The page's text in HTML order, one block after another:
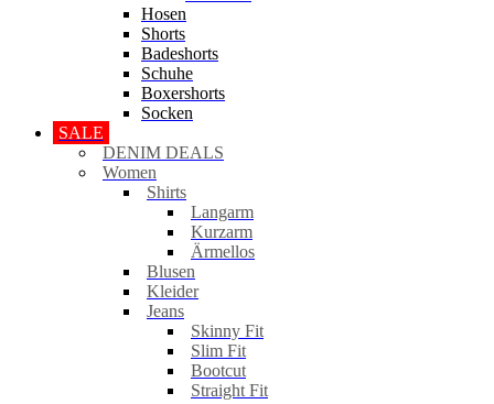
Hosen
Shorts
Badeshorts
Schuhe
Boxershorts
Socken
SALE
DENIM DEALS
Women
Shirts
Langarm
Kurzarm
Ärmellos
Blusen
Kleider
Jeans
Skinny Fit
Slim Fit
Bootcut
Straight Fit